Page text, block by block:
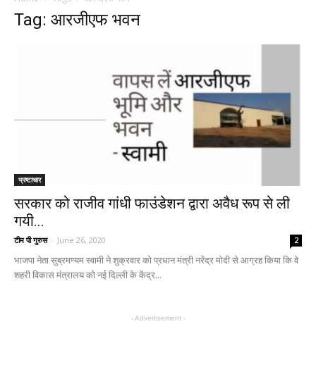
Tag: आरजीएफ भवन
भ्रष्टाचार
सरकार को राजीव गांधी फाउंडेशन द्वारा अवैध रूप से ली
गयी...
टीम पी गुरुस - June 26, 2020 2
भाजपा नेता सुब्रमण्यम स्वामी ने शुक्रवार को प्रधान मंत्री नरेंद्र मोदी से आग्रह किया कि वे
शहरी विकास मंत्रालय को नई दिल्ली के केंद्र...
- Advertisement -